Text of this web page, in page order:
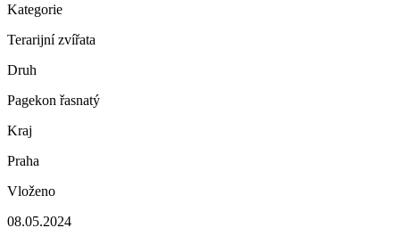
Kategorie
Terarijní zvířata
Druh
Pagekon řasnatý
Kraj
Praha
Vloženo
08.05.2024